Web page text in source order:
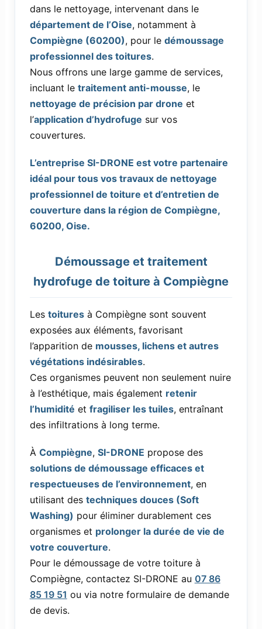
dans le nettoyage, intervenant dans le
département de l’Oise, notamment à
Compiègne (60200), pour le démoussage
professionnel des toitures.
Nous offrons une large gamme de services,
incluant le traitement anti-mousse, le
nettoyage de précision par drone et
l’application d’hydrofuge sur vos
couvertures.
L’entreprise SI-DRONE est votre partenaire
idéal pour tous vos travaux de nettoyage
professionnel de toiture et d’entretien de
couverture dans la région de Compiègne,
60200, Oise.
Démoussage et traitement
hydrofuge de toiture à Compiègne
Les toituresà Compiègne sont souvent
exposées aux éléments, favorisant
l’apparition de mousses, lichens et autres
végétations indésirables.
Ces organismes peuvent non seulement nuire
à l’esthétique, mais également retenir
l’humidité et fragiliser les tuiles, entraînant
des infiltrations à long terme.
À Compiègne, SI-DRONE propose des
solutions de démoussage efficaces et
respectueuses de l’environnement, en
utilisant des techniques douces (Soft
Washing) pour éliminer durablement ces
organismes et prolonger la durée de vie de
votre couverture.
Pour le démoussage de votre toiture à
Compiègne, contactez SI-DRONE au 07 86
85 19 51 ou via notre formulaire de demande
de devis.